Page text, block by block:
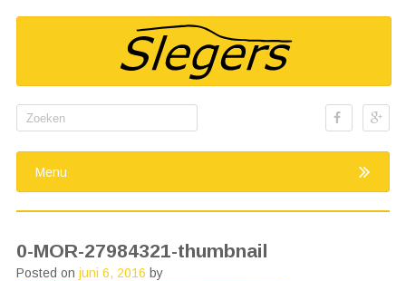
Search
Menu
0-MOR-27984321-thumbnail
Posted on juni 6, 2016 by